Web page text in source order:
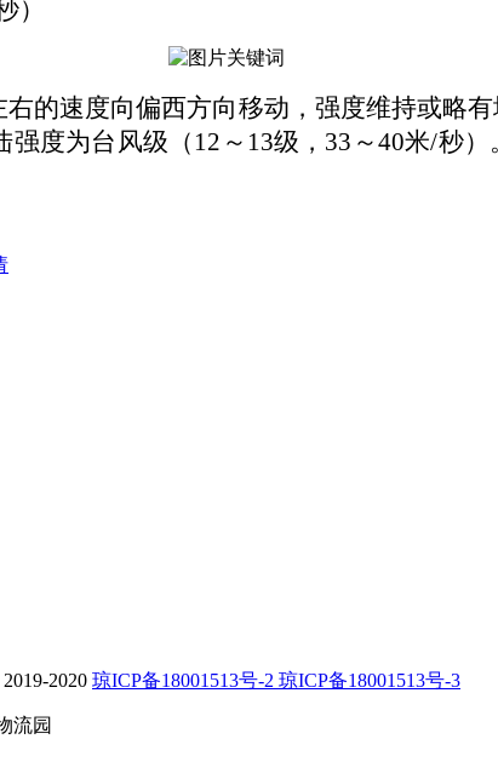
）
的速度向偏西方向移动，强度维持或略
度为台风级（12～13级，33～40米/秒
2020 琼ICP备18001513号-2 琼ICP备18001513号-3
流园